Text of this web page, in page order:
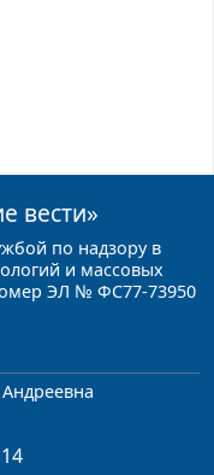
вести»
по надзору в
и массовых
ЭЛ № ФС77-73950